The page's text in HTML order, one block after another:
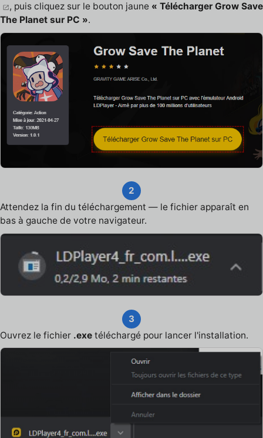
, puis cliquez sur le bouton jaune « Télécharger Grow Save
The Planet sur PC ».
2
Attendez la fin du téléchargement — le fichier apparaît en
bas à gauche de votre navigateur.
3
Ouvrez le fichier .exe téléchargé pour lancer l'installation.